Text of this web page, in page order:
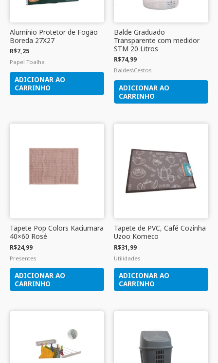
Alumínio Protetor de Fogão
Boreda 27X27
R$7,25
Papel Toalha
ADICIONAR AO
CARRINHO
Balde Graduado
Transparente com medidor
STM 20 Litros
R$74,99
Baldes\Cestos
ADICIONAR AO
CARRINHO
Tapete Pop Colors Kaciumara
40×60 Rosé
R$24,99
Presentes
ADICIONAR AO
CARRINHO
Tapete de PVC, Café Cozinha
Uzoo Komeco
R$31,99
Utilidades
ADICIONAR AO
CARRINHO